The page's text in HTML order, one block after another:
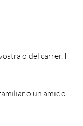
o del carrer. I
o un amic o